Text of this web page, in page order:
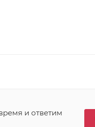
и ответим